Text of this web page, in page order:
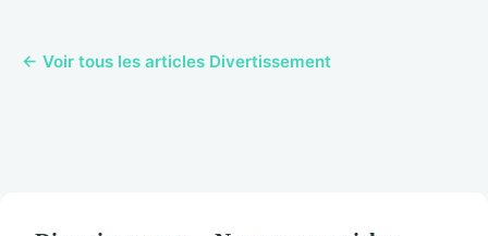
← Voir tous les articles Divertissement